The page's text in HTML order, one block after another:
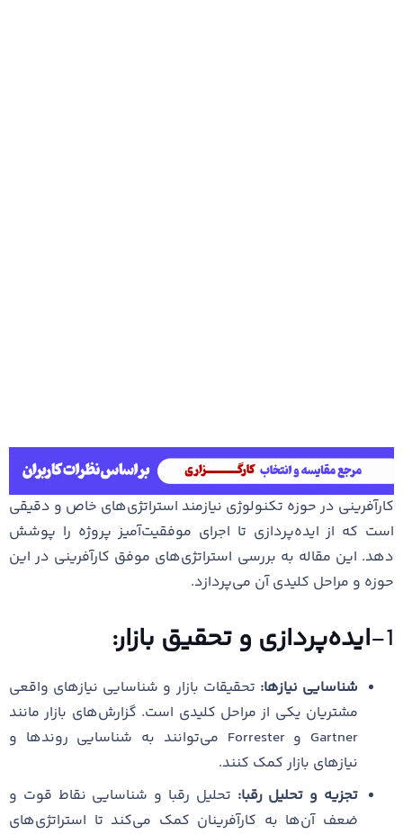
کارآفرینی در حوزه تکنولوژی نیازمند استراتژی‌های خاص و دقیقی
است که از ایده‌پردازی تا اجرای موفقیت‌آمیز پروژه را پوشش
دهد. این مقاله به بررسی استراتژی‌های موفق کارآفرینی در این
حوزه و مراحل کلیدی آن می‌پردازد.
1- ایده‌پردازی و تحقیق بازار:
شناسایی نیازها: تحقیقات بازار و شناسایی نیازهای واقعی
مشتریان یکی از مراحل کلیدی است. گزارش‌های بازار مانند
Gartner و Forrester می‌توانند به شناسایی روندها و
نیازهای بازار کمک کنند.
تجزیه و تحلیل رقبا: تحلیل رقبا و شناسایی نقاط قوت و
ضعف آن‌ها به کارآفرینان کمک می‌کند تا استراتژی‌های